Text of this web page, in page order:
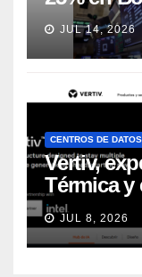
JUL 14, 2026
CENTROS DE DATOS
Vertiv,
Térmica y
Datos,
imparable
JUL 8, 2026